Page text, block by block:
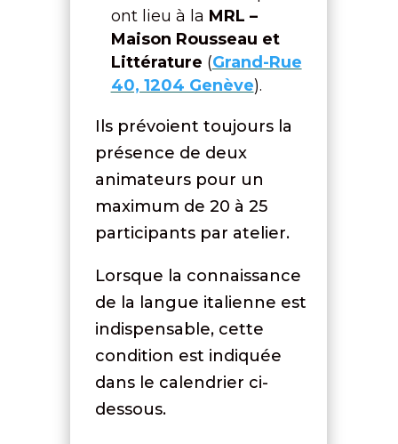
ont lieu à la MRL –
Maison Rousseau et
Littérature (Grand-Rue
40, 1204 Genève).
Ils prévoient toujours la
présence de deux
animateurs pour un
maximum de 20 à 25
participants par atelier.
Lorsque la connaissance
de la langue italienne est
indispensable, cette
condition est indiquée
dans le calendrier ci-
dessous.